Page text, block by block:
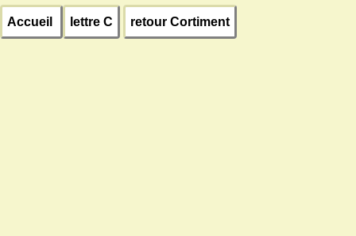
Accueil lettre C retour Cortiment